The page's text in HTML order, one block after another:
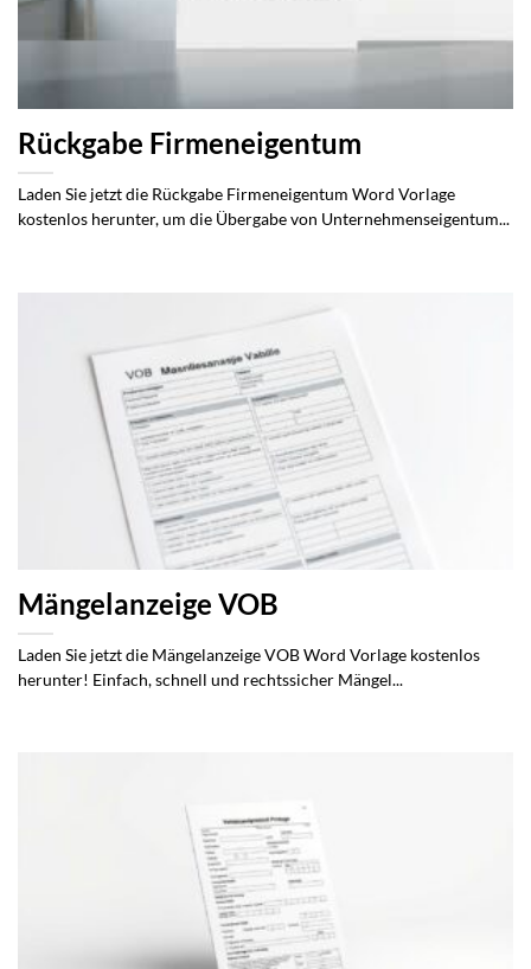
Rückgabe Firmeneigentum
Laden Sie jetzt die Rückgabe Firmeneigentum Word Vorlage
kostenlos herunter, um die Übergabe von Unternehmenseigentum...
Mängelanzeige VOB
Laden Sie jetzt die Mängelanzeige VOB Word Vorlage kostenlos
herunter! Einfach, schnell und rechtssicher Mängel...